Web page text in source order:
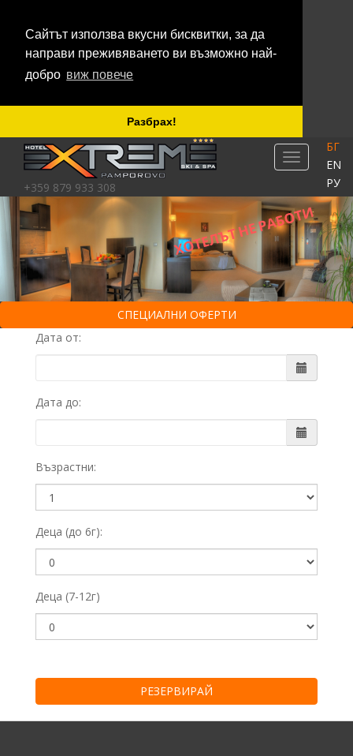
Сайтът използва вкусни бисквитки, за да
направи преживяването ви възможно най-
добро виж повече
Разбрах!
+359 879 933 308
БГ
EN
РУ
TOGGLE
СПЕЦИАЛНИ ОФЕРТИ
Дата от:
Дата до:
Възрастни:
Деца (до 6г):
Деца (7-12г)